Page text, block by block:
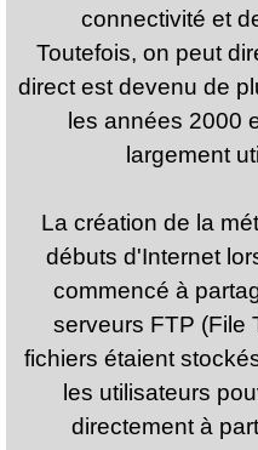
connectivité et
Toutefois, on peut
direct est devenu de
les années 2000
largement
La création de la
débuts d'Internet
commencé à
serveurs FTP (File
fichiers étaient
les utilisateurs
directement à